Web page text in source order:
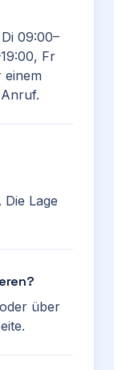
09:00–
Fr
einem
Lage
über